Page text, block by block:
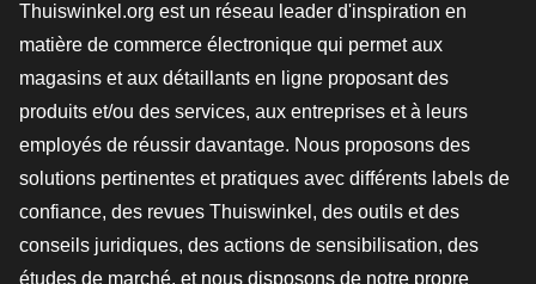
Thuiswinkel.org est un réseau leader d'inspiration en
matière de commerce électronique qui permet aux
magasins et aux détaillants en ligne proposant des
produits et/ou des services, aux entreprises et à leurs
employés de réussir davantage. Nous proposons des
solutions pertinentes et pratiques avec différents labels de
confiance, des revues Thuiswinkel, des outils et des
conseils juridiques, des actions de sensibilisation, des
études de marché, et nous disposons de notre propre